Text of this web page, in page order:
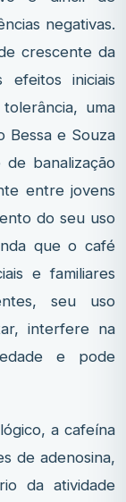
negativas.
crescente da
efeitos iniciais
uma
Bessa e Souza
banalização
entre jovens
do seu uso
que o café
e familiares
seu uso
interfere na
e pode
a cafeína
de adenosina,
da atividade